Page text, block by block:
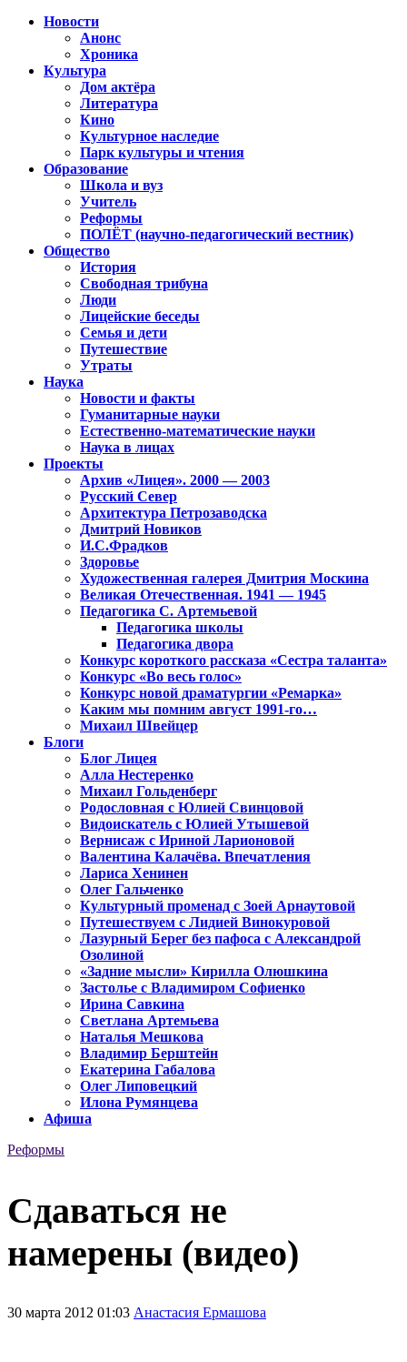
Новости
Анонс
Хроника
Культура
Дом актёра
Литература
Кино
Культурное наследие
Парк культуры и чтения
Образование
Школа и вуз
Учитель
Реформы
ПОЛЁТ (научно-педагогический вестник)
Общество
История
Свободная трибуна
Люди
Лицейские беседы
Семья и дети
Путешествие
Утраты
Наука
Новости и факты
Гуманитарные науки
Естественно-математические науки
Наука в лицах
Проекты
Архив «Лицея». 2000 — 2003
Русский Север
Архитектура Петрозаводска
Дмитрий Новиков
И.С.Фрадков
Здоровье
Художественная галерея Дмитрия Москина
Великая Отечественная. 1941 — 1945
Педагогика С. Артемьевой
Педагогика школы
Педагогика двора
Конкурс короткого рассказа «Сестра таланта»
Конкурс «Во весь голос»
Конкурс новой драматургии «Ремарка»
Каким мы помним август 1991-го…
Михаил Швейцер
Блоги
Блог Лицея
Алла Нестеренко
Михаил Гольденберг
Родословная с Юлией Свинцовой
Видоискатель с Юлией Утышевой
Вернисаж с Ириной Ларионовой
Валентина Калачёва. Впечатления
Лариса Хенинен
Олег Гальченко
Культурный променад с Зоей Арнаутовой
Путешествуем с Лидией Винокуровой
Лазурный Берег без пафоса с Александрой
Озолиной
«Задние мысли» Кирилла Олюшкина
Застолье с Владимиром Софиенко
Ирина Савкина
Светлана Артемьева
Наталья Мешкова
Владимир Берштейн
Екатерина Габалова
Олег Липовецкий
Илона Румянцева
Афиша
Реформы
Сдаваться не
намерены (видео)
30 марта 2012 01:03 Анастасия Ермашова